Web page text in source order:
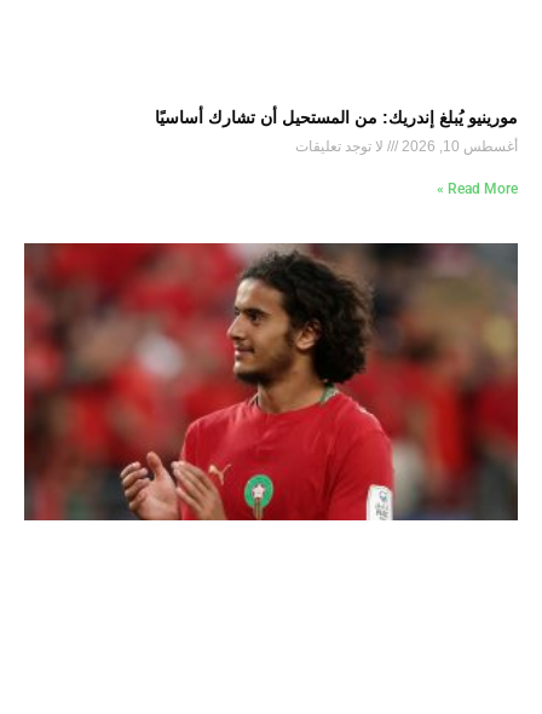
مورينيو يُبلغ إندريك: من المستحيل أن تشارك أساسيًا
أغسطس 10, 2026 لا توجد تعليقات
Read More »